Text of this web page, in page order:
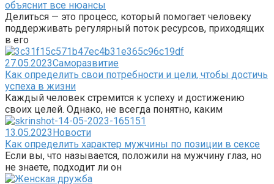
объяснит все нюансы
Делиться — это процесс, который помогает человеку
поддерживать регулярный поток ресурсов, приходящих
в его
27.05.2023Саморазвитие
Как определить свои потребности и цели, чтобы достичь
успеха в жизни
Каждый человек стремится к успеху и достижению
своих целей. Однако, не всегда понятно, каким
13.05.2023Новости
Как определить характер мужчины по позиции в сексе
Если вы, что называется, положили на мужчину глаз, но
не знаете, подходит ли он